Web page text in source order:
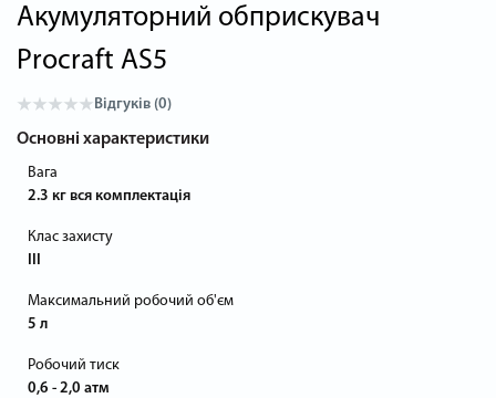
Акумуляторний обприскувач
Procraft AS5
Відгуків (0)
Основні характеристики
Вага
2.3 кг вся комплектація
Клас захисту
Максимальний робочий об'єм
5 л
Робочий тиск
0,6 - 2,0 атм